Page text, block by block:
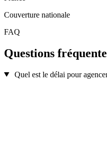
Couverture nationale
FAQ
Questions
Quel est le délai pour